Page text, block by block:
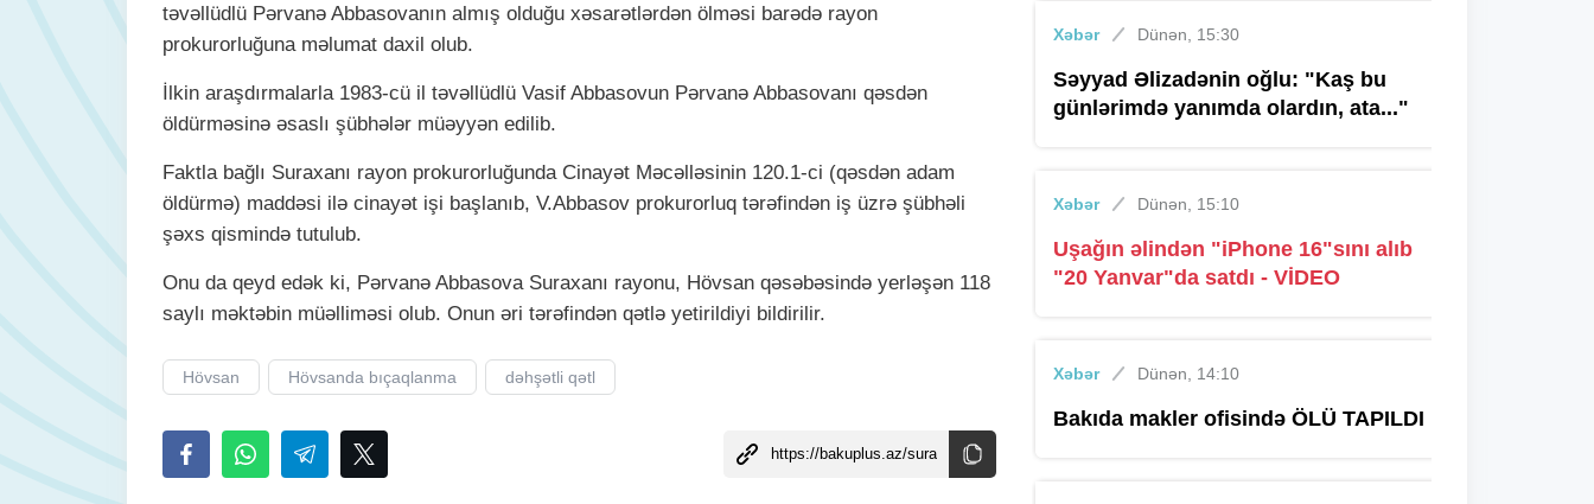
təvəllüdlü Pərvanə Abbasovanın almış olduğu xəsarətlərdən ölməsi barədə rayon
prokurorluğuna məlumat daxil olub.
İlkin araşdırmalarla 1983-cü il təvəllüdlü Vasif Abbasovun Pərvanə Abbasovanı qəsdən
öldürməsinə əsaslı şübhələr müəyyən edilib.
Faktla bağlı Suraxanı rayon prokurorluğunda Cinayət Məcəlləsinin 120.1-ci (qəsdən adam
öldürmə) maddəsi ilə cinayət işi başlanıb, V.Abbasov prokurorluq tərəfindən iş üzrə şübhəli
şəxs qismində tutulub.
Onu da qeyd edək ki, Pərvanə Abbasova Suraxanı rayonu, Hövsan qəsəbəsində yerləşən 118
saylı məktəbin müəlliməsi olub. Onun əri tərəfindən qətlə yetirildiyi bildirilir.
Hövsan Hövsanda bıçaqlanma dəhşətli qətl
Xəbər Dünən, 15:30
Səyyad Əlizadənin oğlu: "Kaş bu
günlərimdə yanımda olardın, ata..."
Xəbər Dünən, 15:10
Uşağın əlindən "iPhone 16"sını alıb
"20 Yanvar"da satdı - VİDEO
Xəbər Dünən, 14:10
Bakıda makler ofisində ÖLÜ TAPILDI